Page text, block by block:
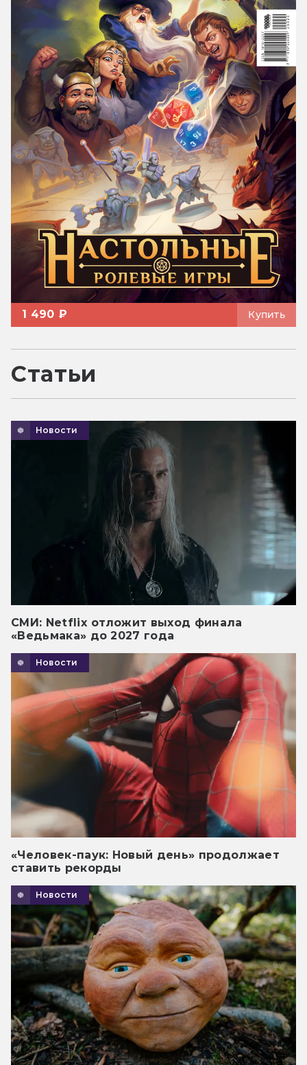
1 490 ₽ Купить
Статьи
Новости
СМИ: Netflix отложит выход финала
«Ведьмака» до 2027 года
Новости
«Человек-паук: Новый день» продолжает
ставить рекорды
Новости